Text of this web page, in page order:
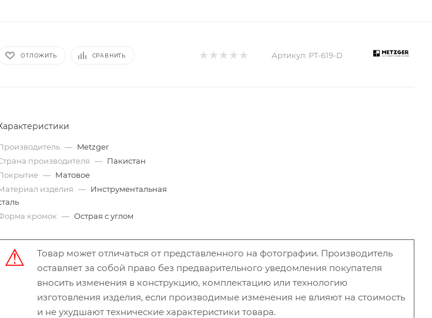
ОТЛОЖИТЬ СРАВНИТЬ Артикул: PT-619-D
— Metzger
производителя — Пакистан
— Матовое
изделия — Инструментальная
кромок — Острая с углом
Товар может отличаться от представленного на фотографии. Производитель
оставляет за собой право без предварительного уведомления покупателя
вносить изменения в конструкцию, комплектацию или технологию
изготовления изделия, если производимые изменения не влияют на стоимость
и не ухудшают технические характеристики товара.